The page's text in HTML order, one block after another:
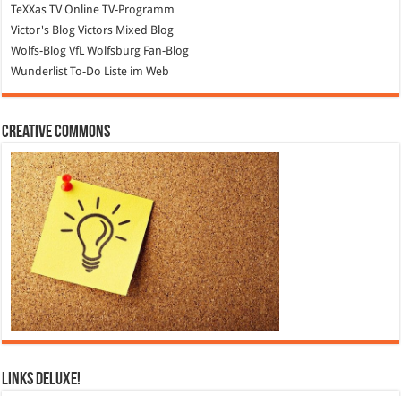
TeXXas TVOnline TV-Programm
Victor's Blog Victors Mixed Blog
Wolfs-Blog VfL Wolfsburg Fan-Blog
WunderlistTo-Do Liste im Web
Creative Commons
Links DeLuXe!